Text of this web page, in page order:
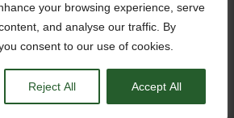
your browsing experience, serve
and analyse our traffic. By
consent to our use of cookies.
Reject All Accept All
de Artes y Diseño de Barcelona.
derechos reservados.
ES EN